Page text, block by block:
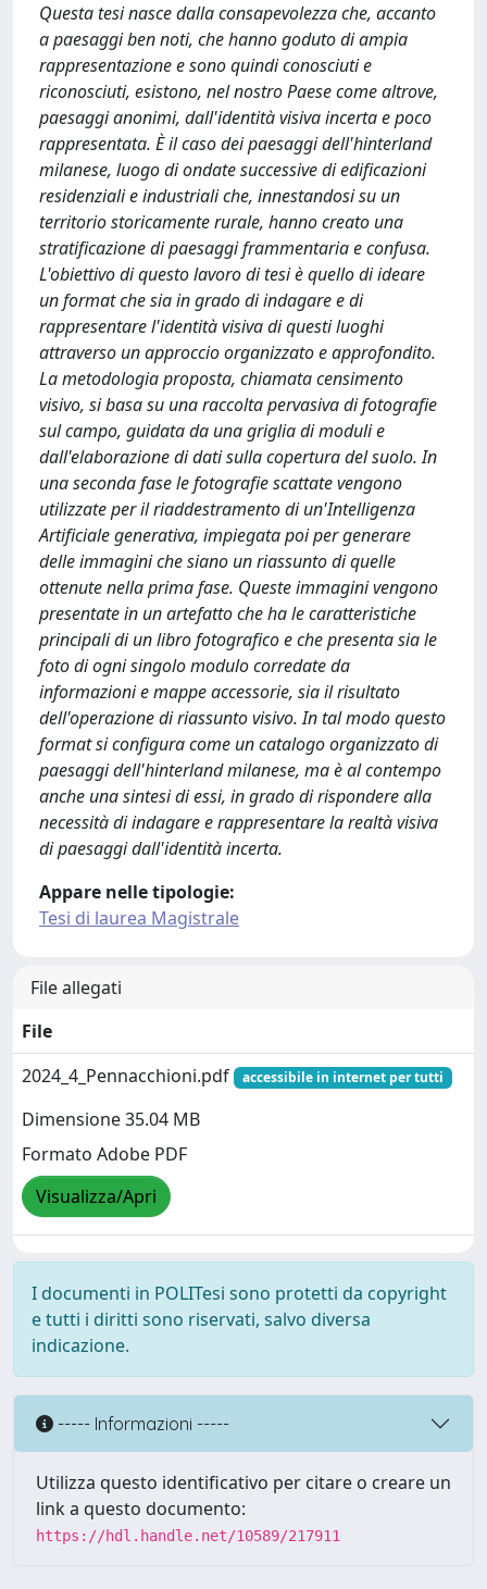
Questa tesi nasce dalla consapevolezza che, accanto
a paesaggi ben noti, che hanno goduto di ampia
rappresentazione e sono quindi conosciuti e
riconosciuti, esistono, nel nostro Paese come altrove,
paesaggi anonimi, dall'identità visiva incerta e poco
rappresentata. È il caso dei paesaggi dell'hinterland
milanese, luogo di ondate successive di edificazioni
residenziali e industriali che, innestandosi su un
territorio storicamente rurale, hanno creato una
stratificazione di paesaggi frammentaria e confusa.
L'obiettivo di questo lavoro di tesi è quello di ideare
un format che sia in grado di indagare e di
rappresentare l'identità visiva di questi luoghi
attraverso un approccio organizzato e approfondito.
La metodologia proposta, chiamata censimento
visivo, si basa su una raccolta pervasiva di fotografie
sul campo, guidata da una griglia di moduli e
dall'elaborazione di dati sulla copertura del suolo. In
una seconda fase le fotografie scattate vengono
utilizzate per il riaddestramento di un'Intelligenza
Artificiale generativa, impiegata poi per generare
delle immagini che siano un riassunto di quelle
ottenute nella prima fase. Queste immagini vengono
presentate in un artefatto che ha le caratteristiche
principali di un libro fotografico e che presenta sia le
foto di ogni singolo modulo corredate da
informazioni e mappe accessorie, sia il risultato
dell'operazione di riassunto visivo. In tal modo questo
format si configura come un catalogo organizzato di
paesaggi dell'hinterland milanese, ma è al contempo
anche una sintesi di essi, in grado di rispondere alla
necessità di indagare e rappresentare la realtà visiva
di paesaggi dall'identità incerta.
Appare nelle tipologie:
Tesi di laurea Magistrale
File allegati
File
2024_4_Pennacchioni.pdf
accessibile in internet per tutti
Dimensione 35.04 MB
Formato Adobe PDF
Visualizza/Apri
I documenti in POLITesi sono protetti da copyright
e tutti i diritti sono riservati, salvo diversa
indicazione.
----- Informazioni -----
Utilizza questo identificativo per citare o creare un
link a questo documento:
https://hdl.handle.net/10589/217911